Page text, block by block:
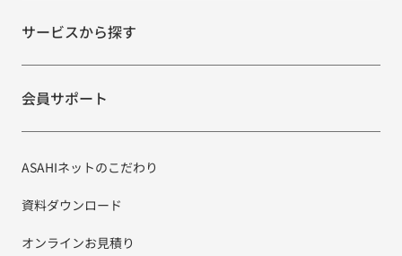
サービスから探す
会員サポート
ASAHIネットのこだわり
資料ダウンロード
オンラインお見積り